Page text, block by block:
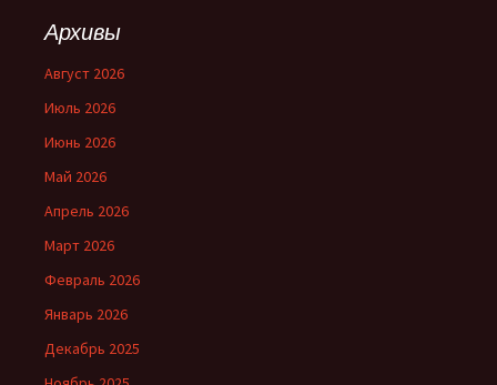
Архивы
Август 2026
Июль 2026
Июнь 2026
Май 2026
Апрель 2026
Март 2026
Февраль 2026
Январь 2026
Декабрь 2025